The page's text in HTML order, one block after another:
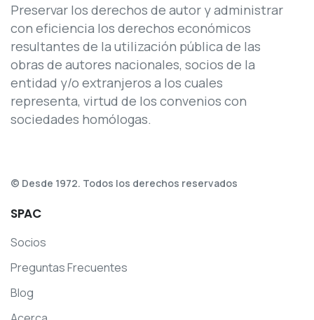
Preservar los derechos de autor y administrar
con eficiencia los derechos económicos
resultantes de la utilización pública de las
obras de autores nacionales, socios de la
entidad y/o extranjeros a los cuales
representa, virtud de los convenios con
sociedades homólogas.
© Desde 1972. Todos los derechos reservados
SPAC
Socios
Preguntas Frecuentes
Blog